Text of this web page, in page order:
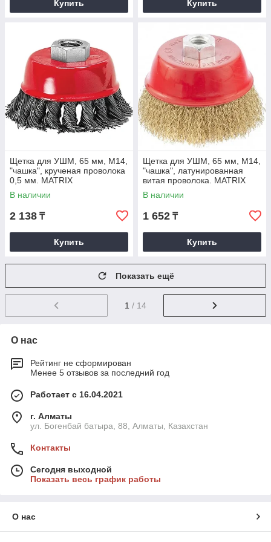
Купить Купить
Щетка для УШМ, 65 мм, М14,
"чашка", крученая проволока
0,5 мм. MATRIX
В наличии
2 138 ₸
Купить
Щетка для УШМ, 65 мм, М14,
"чашка", латунированная
витая проволока. MATRIX
В наличии
1 652 ₸
Купить
Показать ещё
1 / 14
О нас
Рейтинг не сформирован
Менее 5 отзывов за последний год
Работает с 16.04.2021
г. Алматы
ул. Богенбай батыра, 88, Алматы, Казахстан
Контакты
Сегодня выходной
Показать весь график работы
О нас